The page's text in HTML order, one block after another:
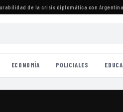
de la crisis diplomática con Argentina·El
ECONOMÍA POLICIALES